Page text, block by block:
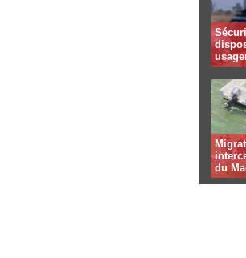
du